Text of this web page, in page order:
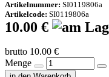
Artikelnummer: SI0119806a
Artikelcode: SI0119806a
10.00 €
brutto 10.00 €
Menge